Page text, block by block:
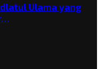
Ulama yang